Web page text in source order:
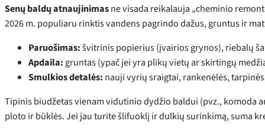
Senų baldų atnaujinimasne visada reikalauja „cheminio
2026 m. populiaru rinktis vandens pagrindo dažus, gruntus ir
Paruošimas:švitrinis popierius (įvairios grynos), riebalų
Apdaila: gruntas (ypač jei yra plikų vietų ar skirtingų
Smulkios detalės: nauji vyrių sraigtai, rankenėlės,
Tipinis biudžetas vienam vidutinio dydžio baldui (pvz., komoda
ploto ir būklės. Jei jau turite šlifuoklį ir dulkių surinkimą, suma